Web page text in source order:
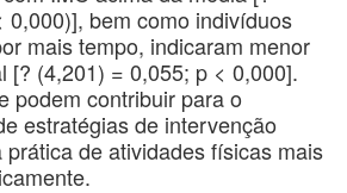
0,000)], bem como indivíduos
mais tempo, indicaram menor
[? (4,201) = 0,055; p < 0,000].
podem contribuir para o
estratégias de intervenção
de atividades físicas mais